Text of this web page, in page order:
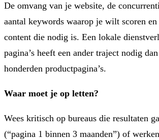
De omvang van je website, de
aantal keywords waarop je wilt scoren
content die nodig is. Een lokale
pagina’s heeft een ander traject nodig
honderden productpagina’s.
Waar moet je op letten?
Wees kritisch op bureaus die resultaten
(“pagina 1 binnen 3 maanden”) of